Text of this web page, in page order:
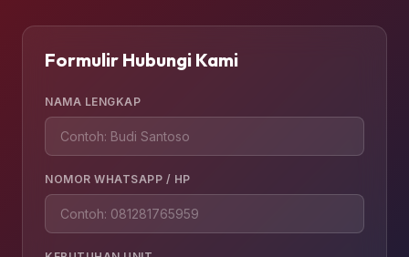
Formulir Hubungi Kami
NAMA LENGKAP
NOMOR WHATSAPP / HP